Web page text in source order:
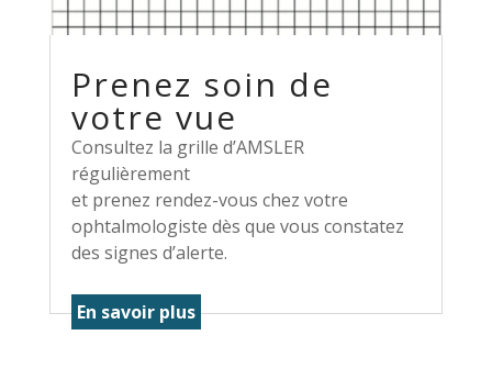
Prenez soin de
votre vue
Consultez la grille d’AMSLER
régulièrement
et prenez rendez-vous chez votre
ophtalmologiste dès que vous constatez
des signes d’alerte.
En savoir plus